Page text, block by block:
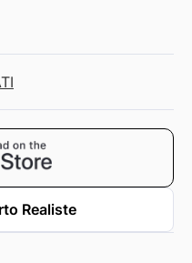
Realiste